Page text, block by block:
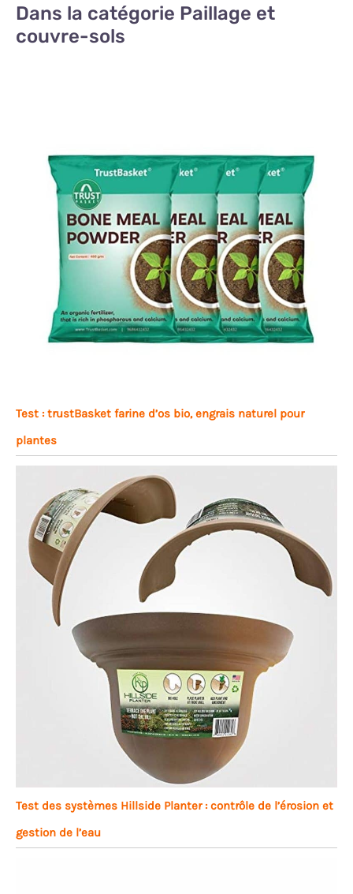
Dans la catégorie Paillage et
couvre-sols
Test : trustBasket farine d’os bio, engrais naturel pour
plantes
Test des systèmes Hillside Planter : contrôle de l’érosion et
gestion de l’eau